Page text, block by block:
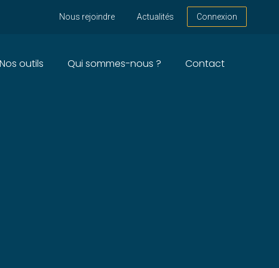
Nous rejoindre Actualités Connexion
Nos outils Qui sommes-nous ? Contact
LA RÉPARATION